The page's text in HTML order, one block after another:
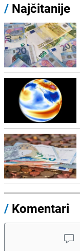
/ Najčitanije
/ Komentari